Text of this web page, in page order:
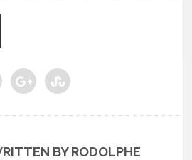
BY RODOLPHE